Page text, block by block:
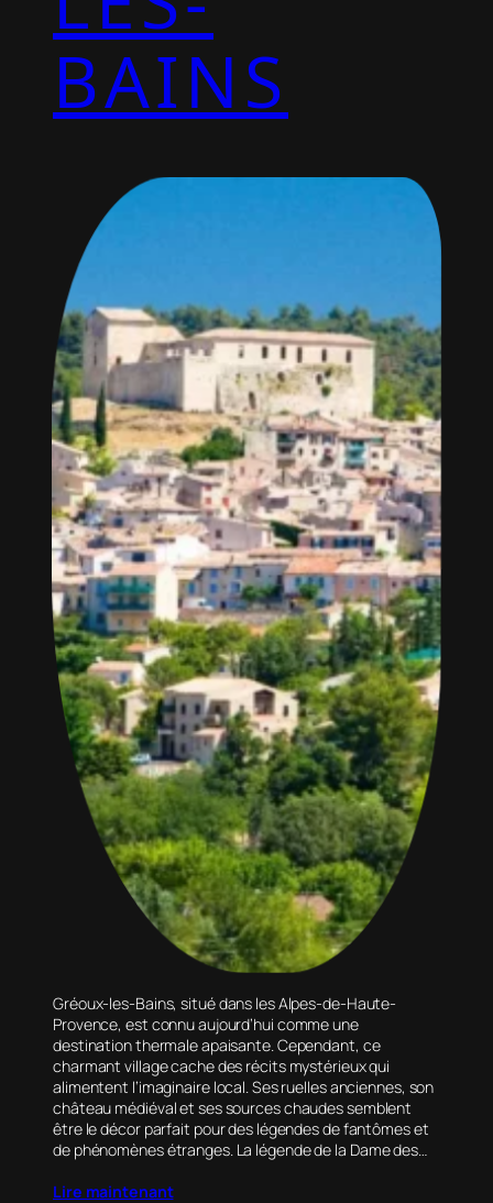
BAINS
Gréoux-les-Bains, situé dans les Alpes-de-Haute-
Provence, est connu aujourd’hui comme une
destination thermale apaisante. Cependant, ce
charmant village cache des récits mystérieux qui
alimentent l’imaginaire local. Ses ruelles anciennes, son
château médiéval et ses sources chaudes semblent
être le décor parfait pour des légendes de fantômes et
de phénomènes étranges. La légende de la Dame des…
Lire maintenant